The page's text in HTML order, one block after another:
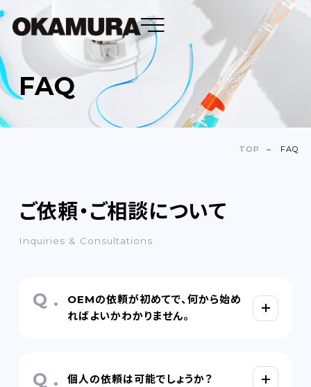
DENTAL FLOSS
TOOTH BRUSH
ABOUT
COMPANY
FAQ
FAQ
TOP FAQ
ご依頼・ご相談について
Inquiries & Consultations
OEMの依頼が初めてで、何から始め
ればよいかわかりません。
個人の依頼は可能でしょうか？